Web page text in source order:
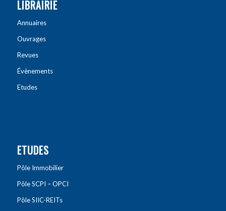
LIBRAIRIE
Annuaires
Ouvrages
Revues
Évènements
Etudes
ETUDES
Pôle Immobilier
Pôle SCPI – OPCI
Pôle SIIC-REITs